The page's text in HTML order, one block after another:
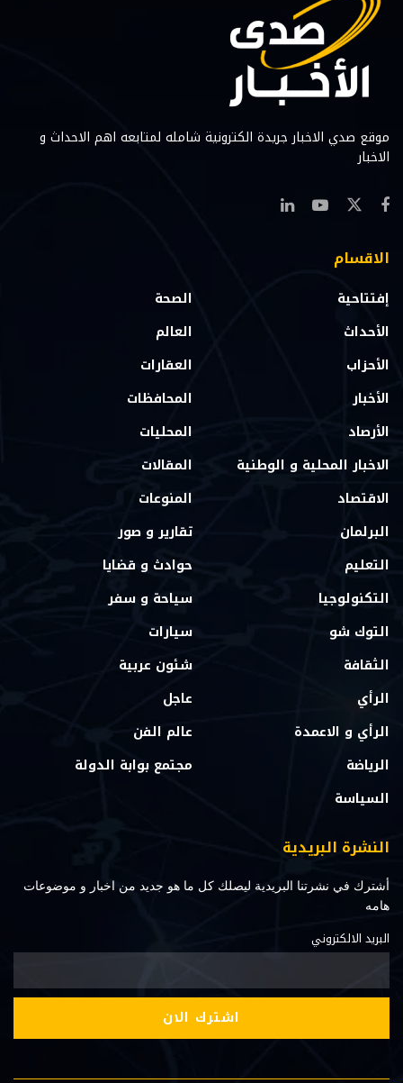
موقع صدي الاخبار جريدة الكترونية شامله لمتابعه اهم الاحداث و
الاخبار
الاقسام
إفتتاحية
الأحداث
الأحزاب
الأخبار
الأرصاد
الاخبار المحلية و الوطنية
الاقتصاد
البرلمان
التعليم
التكنولوجيا
التوك شو
الثقافة
الرأي
الرأي و الاعمدة
الرياضة
السياسة
الصحة
العالم
العقارات
المحافظات
المحليات
المقالات
المنوعات
تقارير و صور
حوادث و قضايا
سياحة و سفر
سيارات
شئون عربية
عاجل
عالم الفن
مجتمع بوابة الدولة
النشرة البريدية
أشترك في نشرتنا البريدية ليصلك كل ما هو جديد من اخبار و موضوعات
هامه
البريد الالكتروني